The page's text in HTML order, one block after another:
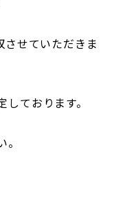
せていただきま
ております。